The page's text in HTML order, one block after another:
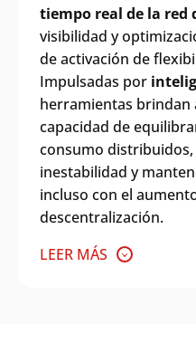
tiempo real de la red
visibilidad y
de activación de
Impulsadas por
herramientas brindan
capacidad de
consumo
inestabilidad y
incluso con el
descentralización.
LEER MÁS